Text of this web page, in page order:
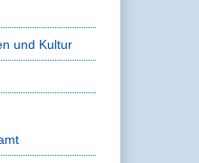
und Kultur